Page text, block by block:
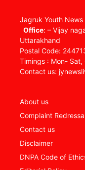
Jagruk Youth News
Office: – Vijay
Uttarakhand
Postal Code:
Timings : Mon-
Contact us:
About us
Complaint
Contact us
Disclaimer
DNPA Code of